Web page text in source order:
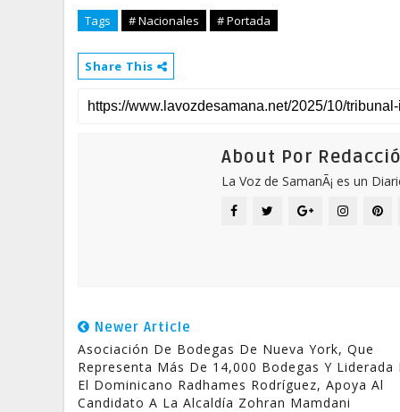
Tags # Nacionales # Portada
Share This
About Por
La Voz de SamanÃ¡ es un
Newer Article
Asociación De Bodegas De Nueva York, Que
Representa Más De 14,000 Bodegas Y Liderada
El Dominicano Radhames Rodríguez, Apoya Al
Candidato A La Alcaldía Zohran Mamdani